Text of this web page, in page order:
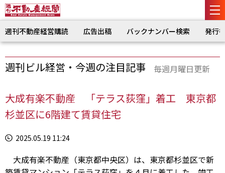
週刊不動産経営購読 広告出稿 バックナンバー検索 発行
週刊ビル経営・今週の注目記事 毎週月曜日更新
大成有楽不動産 「テラス荻窪」着工 東京都
杉並区に6階建て賃貸住宅
2025.05.19 11:24
大成有楽不動産（東京都中央区）は、東京都杉並区で新